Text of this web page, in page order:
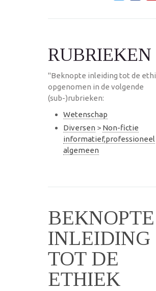
RUBRIEKEN
"Beknopte inleiding tot de
opgenomen in de volgende
(sub-)rubrieken:
Wetenschap
Diversen > Non-fictie
informatief,professioneel
algemeen
BEKNOPTE
INLEIDING
TOT DE
ETHIEK